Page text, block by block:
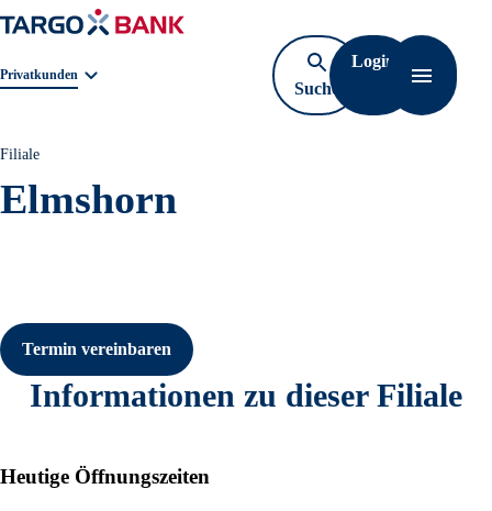
Geschäftsbereichnavigation. Aktuelle Auswahl:
Privatkunden
Suche
öffnen
Login
Filiale
Elmshorn
Termin vereinbaren
Informationen zu dieser Filiale
Heutige Öffnungszeiten